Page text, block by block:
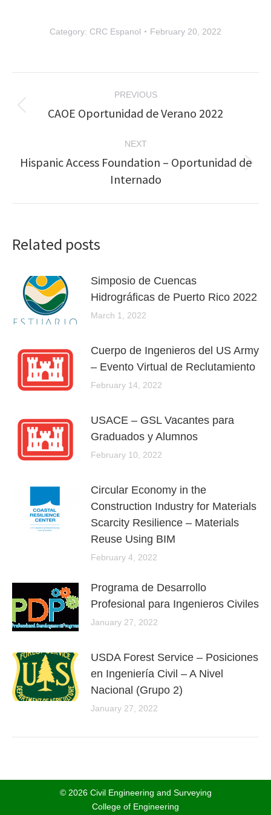
Category: CRC Espanol February 20, 2022
navigation
PREVIOUS
Previous
CAOE Oportunidad de Verano 2022
NEXT
Next
post:
Hispanic Access Foundation – Oportunidad de
Internado
Related posts
Simposio de Cuencas
Hidrográficas de Puerto Rico 2022
March 1, 2022
Cuerpo de Ingenieros del US Army
– Evento Virtual de Reclutamiento
February 14, 2022
USACE – GSL Vacantes para
Graduados y Alumnos
February 10, 2022
Circular Economy in the
Construction Industry for Materials
Scarcity Resilience – Materials
Reuse Using BIM
February 4, 2022
Programa de Desarrollo
Profesional para Ingenieros Civiles
January 27, 2022
USDA Forest Service – Posiciones
en Ingeniería Civil – A Nivel
Nacional (Grupo 2)
January 27, 2022
© 2026 Civil Engineering and Surveying
College of Engineering